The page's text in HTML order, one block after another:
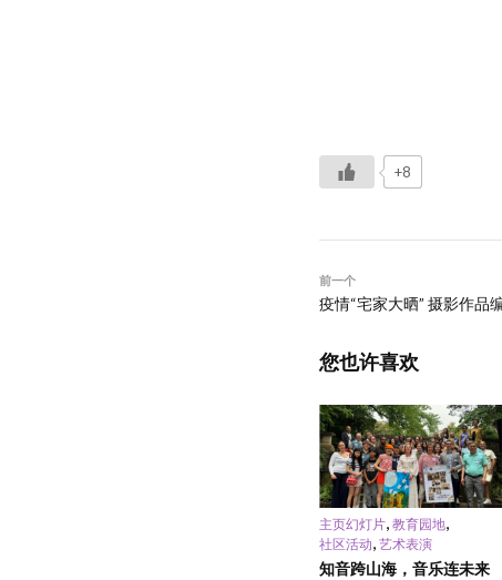
+8
前一个
疫情“宅家大晒” 摄影作品
您也许喜欢
主页幻灯片 教育园地
社区活动 艺术表演
知音跨山海，音乐连未来